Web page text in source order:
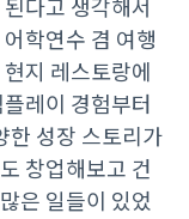
다고 생각해서
학연수 겸 여행
지 레스토랑에
레이 경험부터
한 성장 스토리가
창업해보고 건
은 일들이 있었